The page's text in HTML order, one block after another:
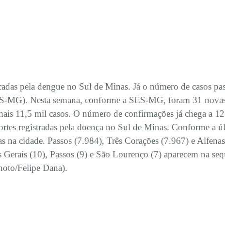
pela dengue no Sul de Minas. Já o número de casos
MG). Nesta semana, conforme a SES-MG, foram 31
11,5 mil casos. O número de confirmações já chega a
registradas pela doença no Sul de Minas. Conforme a
na cidade. Passos (7.984), Três Corações (7.967) e
(10), Passos (9) e São Lourenço (7) aparecem na
Felipe Dana).